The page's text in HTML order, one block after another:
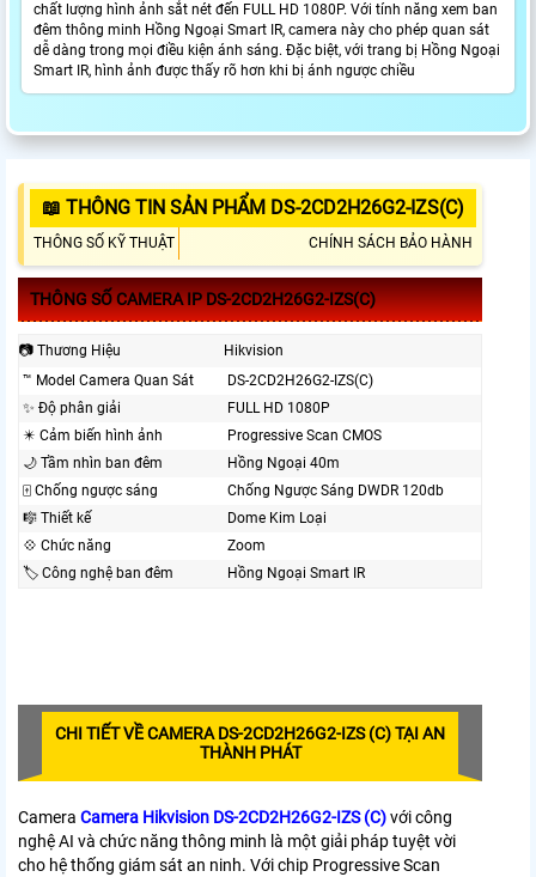
chất lượng hình ảnh sắt nét đến FULL HD 1080P. Với tính năng xem ban
đêm thông minh Hồng Ngoại Smart IR, camera này cho phép quan sát
dễ dàng trong mọi điều kiện ánh sáng. Đặc biệt, với trang bị Hồng Ngoại
Smart IR, hình ảnh được thấy rõ hơn khi bị ánh ngược chiều
📖 THÔNG TIN SẢN PHẨM DS-2CD2H26G2-IZS(C)
THÔNG SỐ KỸ THUẬT CHÍNH SÁCH BẢO HÀNH
THÔNG SỐ CAMERA IP DS-2CD2H26G2-IZS(C)
📷 Thương Hiệu
Hikvision
™️ Model Camera Quan Sát
DS-2CD2H26G2-IZS(C)
✨ Độ phân giải
FULL HD 1080P
✴️ Cảm biến hình ảnh
Progressive Scan CMOS
🌙 Tầm nhìn ban đêm
Hồng Ngoại 40m
🀄 Chống ngược sáng
Chống Ngược Sáng DWDR 120db
🎼️ Thiết kế
Dome Kim Loại
💠 Chức năng
Zoom
🏷 Công nghệ ban đêm
Hồng Ngoại Smart IR
CHI TIẾT VỀ CAMERA DS-2CD2H26G2-IZS (C) TẠI AN
THÀNH PHÁT
Camera Camera Hikvision DS-2CD2H26G2-IZS (C)với công
nghệ AI và chức năng thông minh là một giải pháp tuyệt vời
cho hệ thống giám sát an ninh. Với chip Progressive Scan